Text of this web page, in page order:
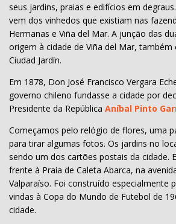
seus jardins, praias e edifícios em
vem dos vinhedos que existiam nas
Hermanas e Viña del Mar. A junção das
origem à cidade de Viña del Mar,
Ciudad Jardín.
Em 1878, Don José Francisco Vergara
governo chileno fundasse a cidade por
Presidente da República Aníbal Pinto
Começamos pelo relógio de flores, uma
para tirar algumas fotos. Os jardins no
sendo um dos cartões postais da cidade.
frente à Praia de Caleta Abarca, na
Valparaíso. Foi construído especialmente
vindas à Copa do Mundo de Futebol de
cidade.